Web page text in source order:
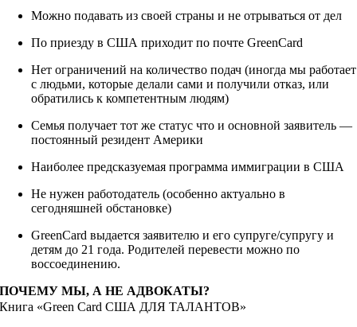
Можно подавать из своей страны и не отрываться от дел
По приезду в США приходит по почте GreenCard
Нет ограничений на количество подач (иногда мы работает
с людьми, которые делали сами и получили отказ, или
обратились к компетентным людям)
Семья получает тот же статус что и основной заявитель —
постоянный резидент Америки
Наиболее предсказуемая программа иммиграции в США
Не нужен работодатель (особенно актуально в
сегодняшней обстановке)
GreenCard выдается заявителю и его супруге/супругу и
детям до 21 года. Родителей перевести можно по
воссоединению.
ПОЧЕМУ МЫ, А НЕ АДВОКАТЫ?
Книга «Green Card США ДЛЯ ТАЛАНТОВ»